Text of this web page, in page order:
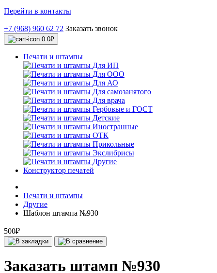
Перейти в контакты
+7 (968) 960 62 72 Заказать звонок
0 0₽
Печати и штампы
Для ИП
Для ООО
Для АО
Для самозанятого
Для врача
Гербовые и ГОСТ
Детские
Иностранные
ОТК
Прикольные
Экслибрисы
Другие
Конструктор печатей
Печати и штампы
Другие
Шаблон штампа №930
500₽
Заказать штамп №930